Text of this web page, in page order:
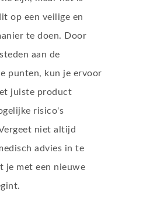
op een veilige en
te doen. Door
aan de
punten, kun je ervoor
juiste product
risico's
niet altijd
advies in te
je met een nieuwe